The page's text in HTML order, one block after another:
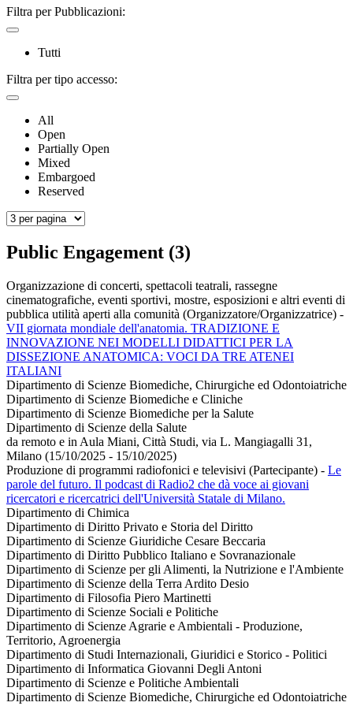
Filtra per Pubblicazioni:
Tutti
Filtra per tipo accesso:
All
Open
Partially Open
Mixed
Embargoed
Reserved
Public Engagement (3)
Organizzazione di concerti, spettacoli teatrali, rassegne
cinematografiche, eventi sportivi, mostre, esposizioni e altri eventi di
pubblica utilità aperti alla comunità (Organizzatore/Organizzatrice) -
VII giornata mondiale dell'anatomia. TRADIZIONE E
INNOVAZIONE NEI MODELLI DIDATTICI PER LA
DISSEZIONE ANATOMICA: VOCI DA TRE ATENEI
ITALIANI
Dipartimento di Scienze Biomediche, Chirurgiche ed Odontoiatriche
Dipartimento di Scienze Biomediche e Cliniche
Dipartimento di Scienze Biomediche per la Salute
Dipartimento di Scienze della Salute
da remoto e in Aula Miani, Città Studi, via L. Mangiagalli 31,
Milano (15/10/2025 - 15/10/2025)
Produzione di programmi radiofonici e televisivi (Partecipante) - Le
parole del futuro. Il podcast di Radio2 che dà voce ai giovani
ricercatori e ricercatrici dell'Università Statale di Milano.
Dipartimento di Chimica
Dipartimento di Diritto Privato e Storia del Diritto
Dipartimento di Scienze Giuridiche Cesare Beccaria
Dipartimento di Diritto Pubblico Italiano e Sovranazionale
Dipartimento di Scienze per gli Alimenti, la Nutrizione e l'Ambiente
Dipartimento di Scienze della Terra Ardito Desio
Dipartimento di Filosofia Piero Martinetti
Dipartimento di Scienze Sociali e Politiche
Dipartimento di Scienze Agrarie e Ambientali - Produzione,
Territorio, Agroenergia
Dipartimento di Studi Internazionali, Giuridici e Storico - Politici
Dipartimento di Informatica Giovanni Degli Antoni
Dipartimento di Scienze e Politiche Ambientali
Dipartimento di Scienze Biomediche, Chirurgiche ed Odontoiatriche